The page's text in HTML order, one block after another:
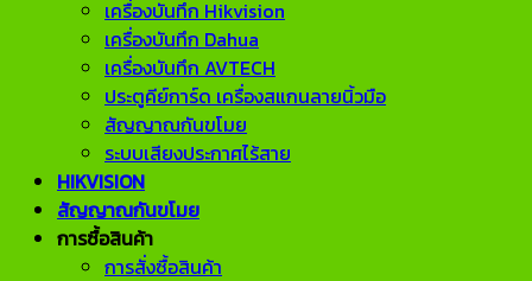
เครื่องบันทึก Hikvision
เครื่องบันทึก Dahua
เครื่องบันทึก AVTECH
ประตูคีย์การ์ด เครื่องสแกนลายนิ้วมือ
สัญญาณกันขโมย
ระบบเสียงประกาศไร้สาย
HIKVISION
สัญญาณกันขโมย
การซื้อสินค้า
การสั่งซื้อสินค้า